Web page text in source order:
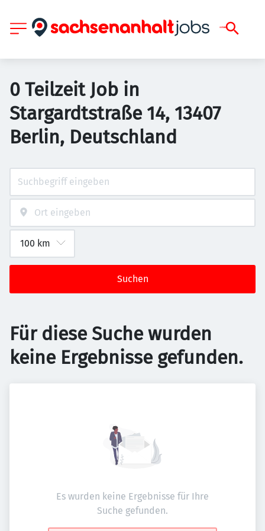
0 Teilzeit Job in
Stargardtstraße 14, 13407
Berlin, Deutschland
Suchen
Für diese Suche wurden
keine Ergebnisse gefunden.
Es wurden keine Ergebnisse für Ihre
Suche gefunden.